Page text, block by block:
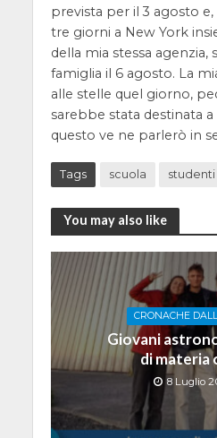
prevista per il 3 agosto
tre giorni a New York
della mia stessa agenzia,
famiglia il 6 agosto. La
alle stelle quel giorno,
sarebbe stata destinata a
questo ve ne parlerò in
Tags scuola studenti
You may also like
CRONACHE
Giovani
di materia
8 Luglio